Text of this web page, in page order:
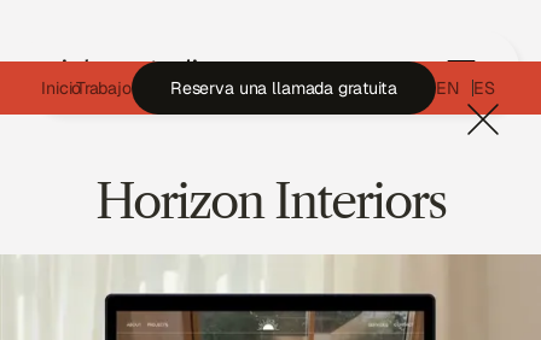
InicioTrabajo Reserva una llamada gratuita EN ES
Horizon Interiors